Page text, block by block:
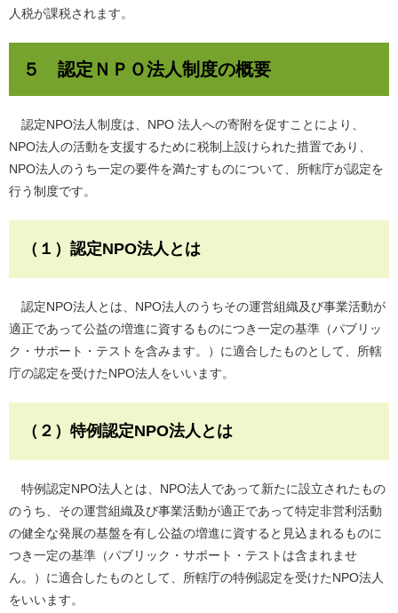
人税が課税されます。
５ 認定ＮＰＯ法人制度の概要
認定NPO法人制度は、NPO 法人への寄附を促すことにより、
NPO法人の活動を支援するために税制上設けられた措置であり、
NPO法人のうち一定の要件を満たすものについて、所轄庁が認定を
行う制度です。
（１）認定NPO法人とは
認定NPO法人とは、NPO法人のうちその運営組織及び事業活動が
適正であって公益の増進に資するものにつき一定の基準（パブリッ
ク・サポート・テストを含みます。）に適合したものとして、所轄
庁の認定を受けたNPO法人をいいます。
（２）特例認定NPO法人とは
特例認定NPO法人とは、NPO法人であって新たに設立されたもの
のうち、その運営組織及び事業活動が適正であって特定非営利活動
の健全な発展の基盤を有し公益の増進に資すると見込まれるものに
つき一定の基準（パブリック・サポート・テストは含まれませ
ん。）に適合したものとして、所轄庁の特例認定を受けたNPO法人
をいいます。